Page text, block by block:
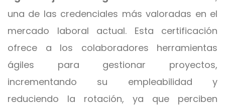
una de las credenciales más valoradas en el
mercado laboral actual. Esta certificación
ofrece a los colaboradores herramientas
ágiles para gestionar proyectos,
incrementando su empleabilidad y
reduciendo la rotación, ya que perciben